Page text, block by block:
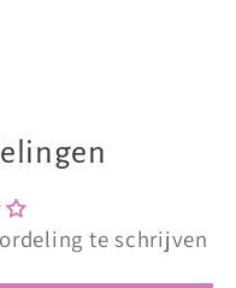
te schrijven